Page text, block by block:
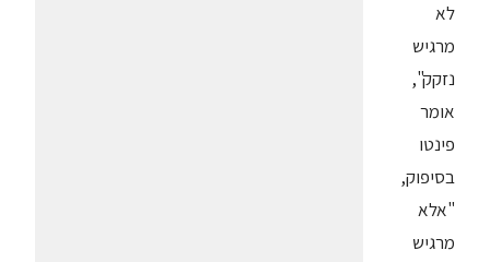
לא
מרגיש
נזקק",
אומר
פינטו
בסיפוק,
"אלא
מרגיש